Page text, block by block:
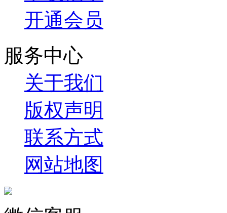
开通会员
服务中心
关于我们
版权声明
联系方式
网站地图